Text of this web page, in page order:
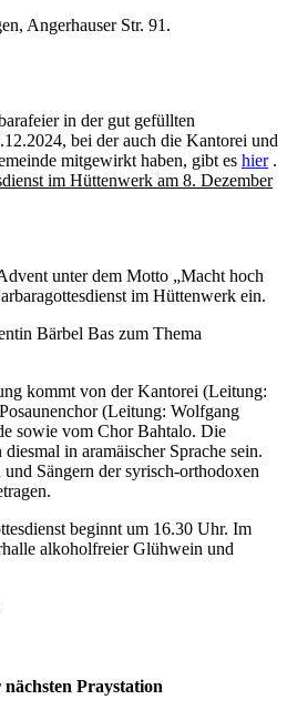
Angerhauser Str. 91.
in der gut gefüllten
bei der auch die Kantorei und
mitgewirkt haben, gibt es hier.
im Hüttenwerk am 8. Dezember
unter dem Motto „Macht hoch
im Hüttenwerk ein.
Bärbel Bas zum Thema
kommt von der Kantorei (Leitung:
(Leitung: Wolfgang
sowie vom Chor Bahtalo. Die
in aramäischer Sprache sein.
Sängern der syrisch-orthodoxen
beginnt um 16.30 Uhr. Im
alkoholfreier Glühwein und
Praystation